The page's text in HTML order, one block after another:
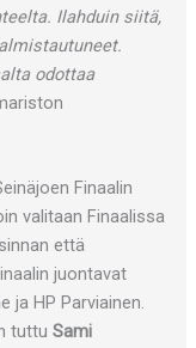
Ilahduin siitä,
odottaa
Finaalin
valitaan Finaalissa
että
juontavat
ja HP Parviainen.
tuttuSami